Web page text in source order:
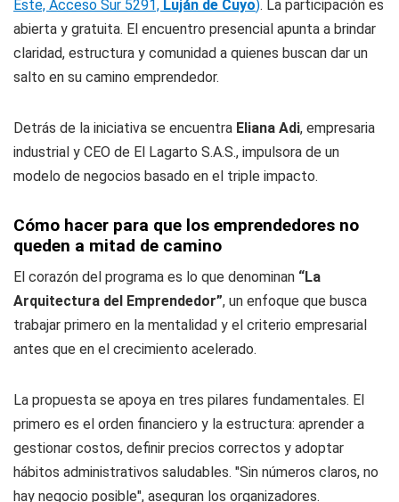
Este, Acceso Sur 5291, Luján de Cuyo). La participación es
abierta y gratuita. El encuentro presencial apunta a brindar
claridad, estructura y comunidad a quienes buscan dar un
salto en su camino emprendedor.
Detrás de la iniciativa se encuentra Eliana Adi, empresaria
industrial y CEO de El Lagarto S.A.S., impulsora de un
modelo de negocios basado en el triple impacto.
Cómo hacer para que los emprendedores no
queden a mitad de camino
El corazón del programa es lo que denominan “La
Arquitectura del Emprendedor”, un enfoque que busca
trabajar primero en la mentalidad y el criterio empresarial
antes que en el crecimiento acelerado.
La propuesta se apoya en tres pilares fundamentales. El
primero es el orden financiero y la estructura: aprender a
gestionar costos, definir precios correctos y adoptar
hábitos administrativos saludables. "Sin números claros, no
hay negocio posible", aseguran los organizadores.